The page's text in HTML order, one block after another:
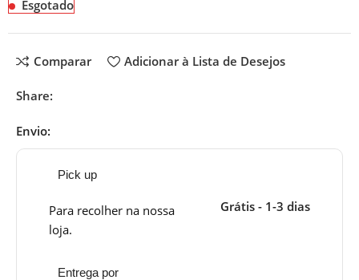
Esgotado
Comparar Adicionar à Lista de Desejos
Share:
Envio:
Pick up
Para recolher na nossa
loja.
Grátis - 1-3 dias
Entrega por